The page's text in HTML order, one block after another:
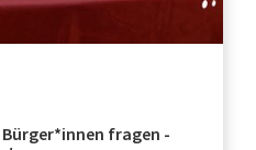
fragen -